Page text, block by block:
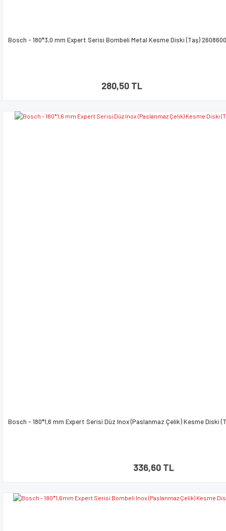
Bosch - 180*3,0 mm Expert Serisi Bombeli Metal Kesme Diski (Taş)
280,50 TL
Bosch - 180*1,6 mm Expert Serisi Düz Inox (Paslanmaz Çelik) Kesme Diski
336,60 TL